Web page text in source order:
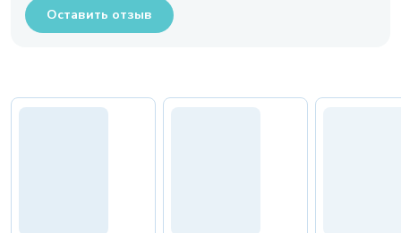
Оставить отзыв